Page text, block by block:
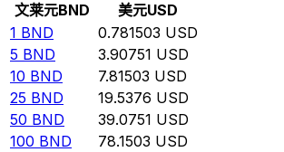
文莱元BND 美元USD
1 BND 0.781503 USD
5 BND 3.90751 USD
10 BND 7.81503 USD
25 BND 19.5376 USD
50 BND 39.0751 USD
100 BND 78.1503 USD